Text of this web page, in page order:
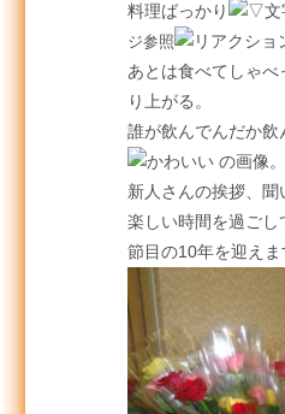
料理ばっかり
ジ参照
あとは食べてしゃ
り上がる。
誰が飲んでんだか
。
新人さんの挨拶、
楽しい時間を過ご
節目の10年を迎え